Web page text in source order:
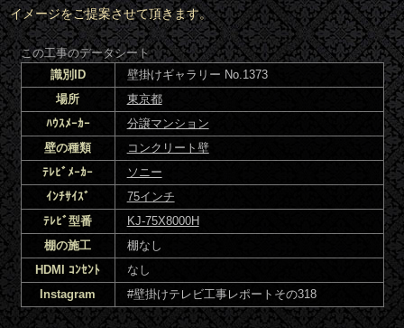
イメージをご提案させて頂きます。
この工事のデータシート
識別ID
壁掛けギャラリー No.1373
場所
東京都
ﾊｳｽﾒｰｶｰ
分譲マンション
壁の種類
コンクリート壁
ﾃﾚﾋﾞﾒｰｶｰ
ソニー
ｲﾝﾁｻｲｽﾞ
75インチ
ﾃﾚﾋﾞ型番
KJ-75X8000H
棚の施工
棚なし
HDMI ｺﾝｾﾝﾄ
なし
Instagram
#壁掛けテレビ工事レポートその318